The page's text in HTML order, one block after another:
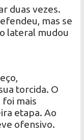
duas vezes.
mas se
lateral mudou
torcida. O
mais
etapa. Ao
ofensivo.